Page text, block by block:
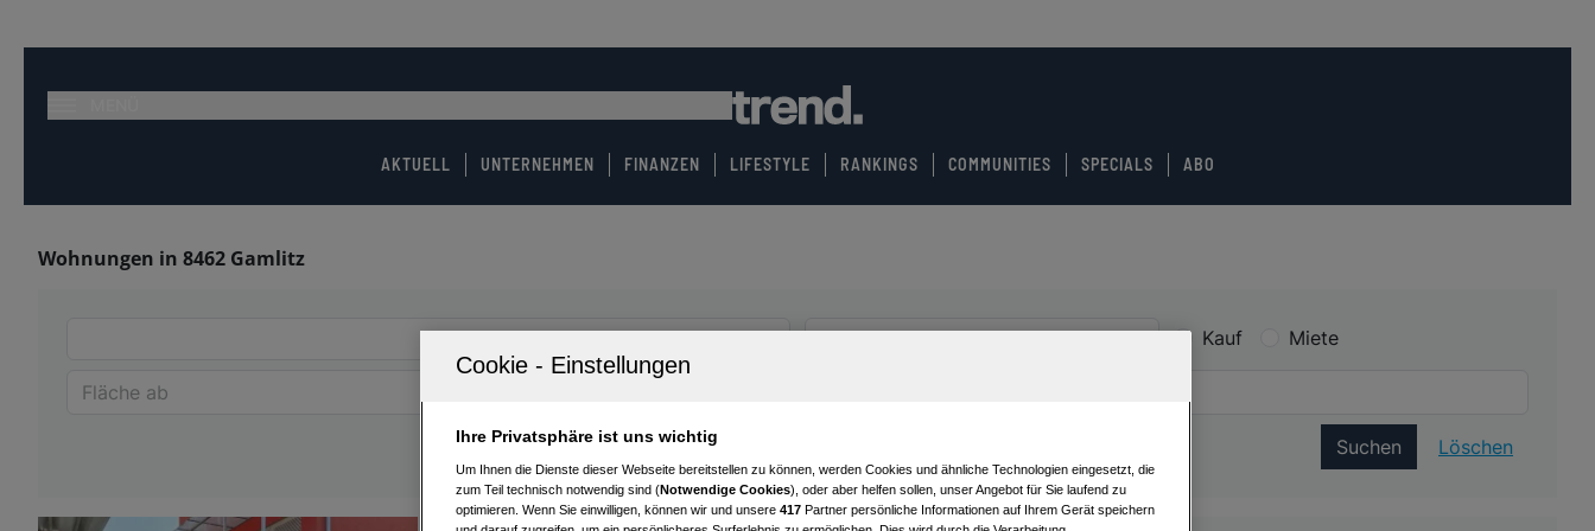
AKTUELL UNTERNEHMEN FINANZEN LIFESTYLE RANKINGS COMMUNITIES SPECIALS ABO
Wohnungen in 8462 Gamlitz
Kauf Miete
Suchen Löschen
Ihre Privatsphäre ist uns wichtig
Um Ihnen die Dienste dieser Webseite bereitstellen zu können, werden Cookies und ähnliche Technologien eingesetzt, die
zum Teil technisch notwendig sind (Notwendige Cookies), oder aber helfen sollen, unser Angebot für Sie laufend zu
optimieren. Wenn Sie einwilligen, können wir und unsere 417 Partner persönliche Informationen auf Ihrem Gerät speichern